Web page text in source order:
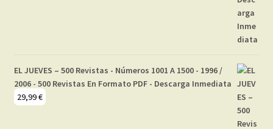
EL JUEVES – 500 Revistas - Números 1001 A 1500 - 1996 /
2006 - 500 Revistas En Formato PDF - Descarga Inmediata
29,99€